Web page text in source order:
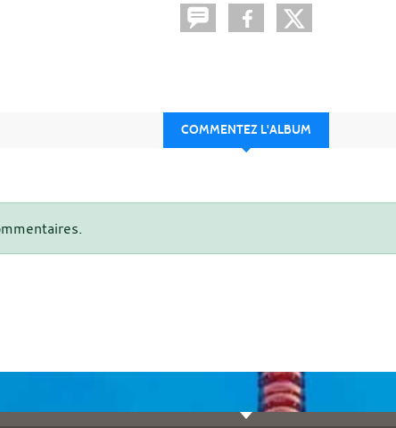
COMMENTEZ L'ALBUM